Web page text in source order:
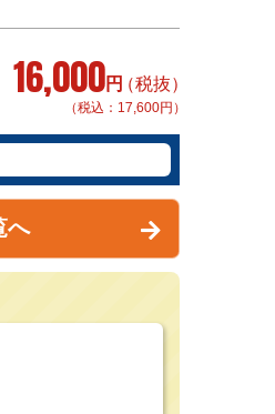
16,000円（税抜）
（税込：17,600円）
へ